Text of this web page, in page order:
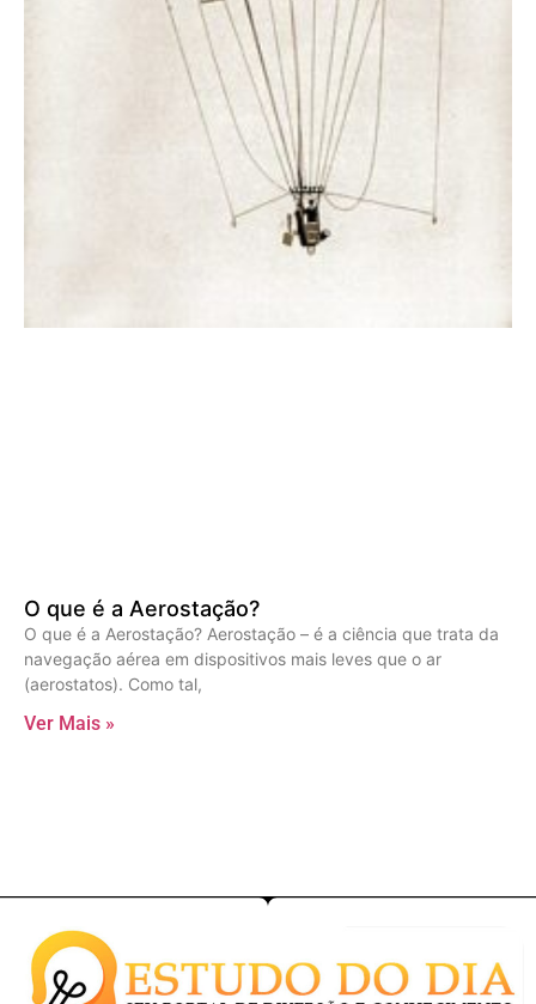
O que é a Aerostação?
O que é a Aerostação? Aerostação – é a ciência que trata da
navegação aérea em dispositivos mais leves que o ar
(aerostatos). Como tal,
Ver Mais »